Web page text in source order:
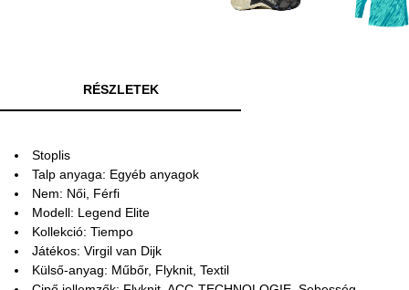
RÉSZLETEK
Stoplis
Talp anyaga: Egyéb anyagok
Nem: Női, Férfi
Modell: Legend Elite
Kollekció: Tiempo
Játékos: Virgil van Dijk
Külső-anyag: Műbőr, Flyknit, Textil